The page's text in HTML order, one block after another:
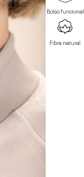
Bolso funcional
Fibra natural